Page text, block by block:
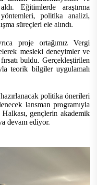
Eğitimlerde araştırma
politika analizi,
süreçleri ele alındı.
proje ortağımız Vergi
mesleki deneyimler ve
buldu. Gerçekleştirilen
teorik bilgiler uygulamalı
politika önerileri
lansman programıyla
gençlerin akademik
devam ediyor.